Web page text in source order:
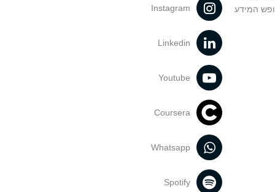
המידע
Instagram
Linkedin
Youtube
Coursera
Whatsapp
Spotify